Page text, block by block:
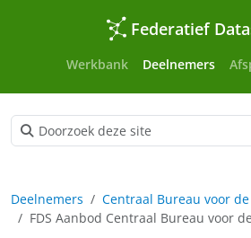
Federatief
Werkbank Deelnemers
Deelnemers
Centraal Bureau voor
FDS Aanbod Centraal Bureau voor